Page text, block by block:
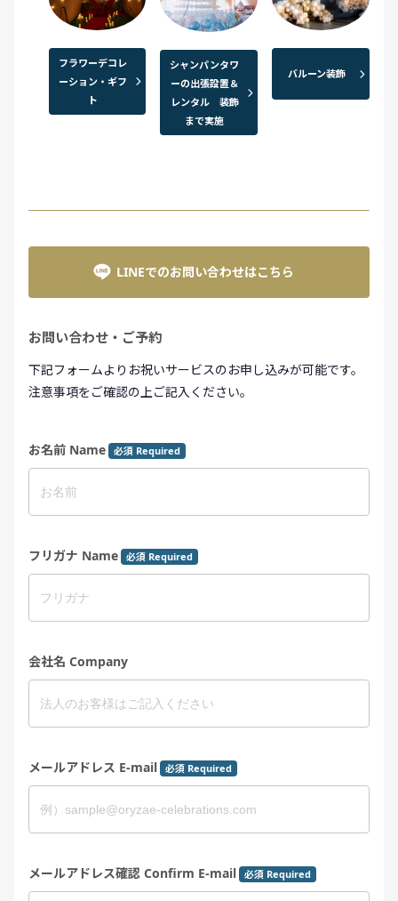
フラワーデコレ
ーション・ギフ
ト
シャンパンタワ
ーの出張設置＆
レンタル 装飾
まで実施
バルーン装飾
LINEでのお問い合わせはこちら
お問い合わせ・ご予約
下記フォームよりお祝いサービスのお申し込みが可能です。
注意事項をご確認の上ご記入ください。
お名前 Name 必須 Required
フリガナ Name 必須 Required
会社名 Company
メールアドレス E-mail 必須 Required
メールアドレス確認 Confirm E-mail 必須 Required